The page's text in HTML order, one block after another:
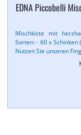
EDNA Piccobelli
Mischkiste mit
Sorten: - 60 x Schinken
Nutzen Sie unseren